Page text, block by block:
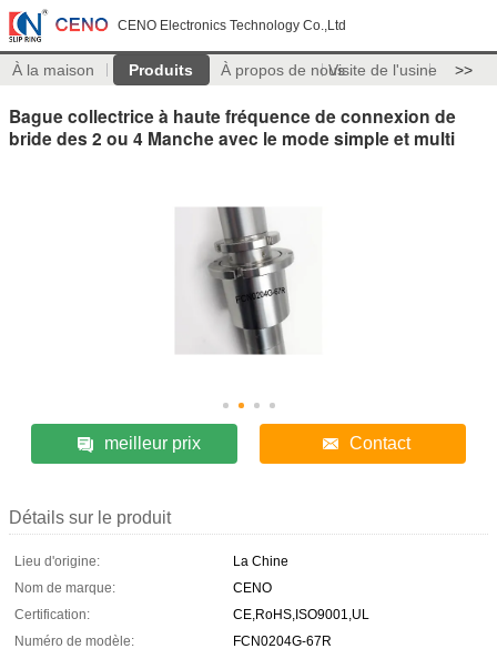
CENO Electronics Technology Co.,Ltd
À la maison Produits À propos de nousVisite de l'usine >>
Bague collectrice à haute fréquence de connexion de
bride des 2 ou 4 Manche avec le mode simple et multi
meilleur prix Contact
Détails sur le produit
Lieu d'origine:
La Chine
Nom de marque:
CENO
Certification:
CE,RoHS,ISO9001,UL
Numéro de modèle:
FCN0204G-67R